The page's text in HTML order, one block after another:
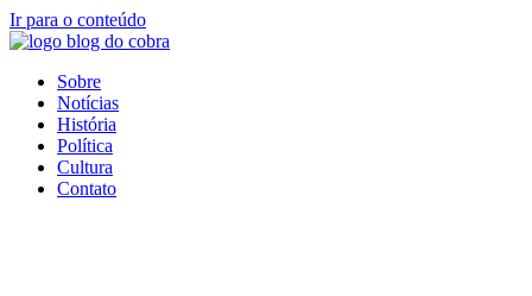
Ir para o conteúdo
Sobre
Notícias
História
Política
Cultura
Contato